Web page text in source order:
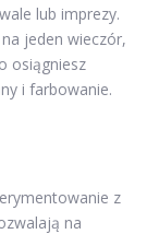
lub imprezy.
jeden wieczór,
osiągniesz
i farbowanie.
z
na